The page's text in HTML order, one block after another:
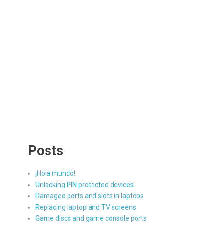
Posts
¡Hola mundo!
Unlocking PIN protected devices
Damaged ports and slots in laptops
Replacing laptop and TV screens
Game discs and game console ports